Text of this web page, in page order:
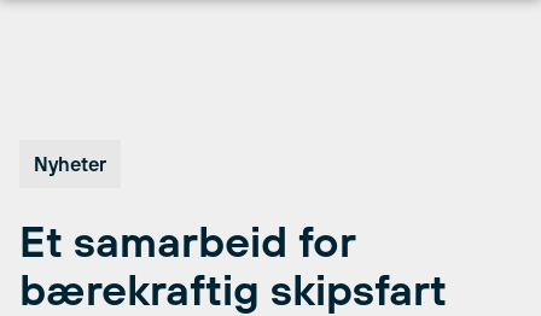
Nyheter
Et samarbeid for
bærekraftig skipsfart